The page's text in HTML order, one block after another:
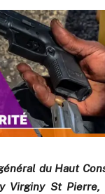
du Haut
Virginy St